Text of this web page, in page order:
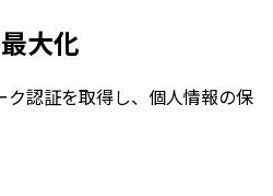
大化
ク認証を取得し、個人情報の保